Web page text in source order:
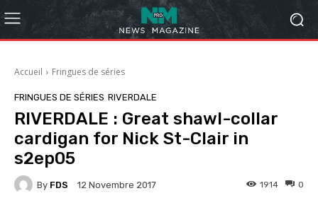
Accueil Fringues de séries
FRINGUES DE SÉRIES RIVERDALE
RIVERDALE : Great shawl-collar
cardigan for Nick St-Clair in
s2ep05
By FDS 12 Novembre 2017 0
1914